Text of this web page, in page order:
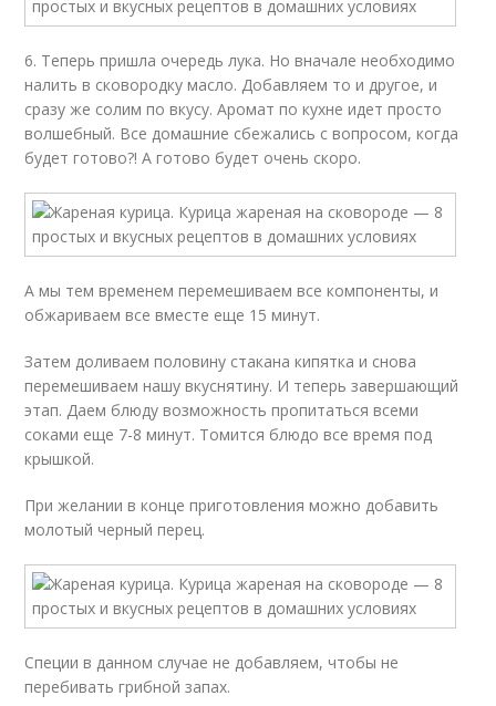
6. Теперь пришла очередь лука. Но вначале необходимо
налить в сковородку масло. Добавляем то и другое, и
сразу же солим по вкусу. Аромат по кухне идет просто
волшебный. Все домашние сбежались с вопросом, когда
будет готово?! А готово будет очень скоро.
А мы тем временем перемешиваем все компоненты, и
обжариваем все вместе еще 15 минут.
Затем доливаем половину стакана кипятка и снова
перемешиваем нашу вкуснятину. И теперь завершающий
этап. Даем блюду возможность пропитаться всеми
соками еще 7-8 минут. Томится блюдо все время под
крышкой.
При желании в конце приготовления можно добавить
молотый черный перец.
Специи в данном случае не добавляем, чтобы не
перебивать грибной запах.